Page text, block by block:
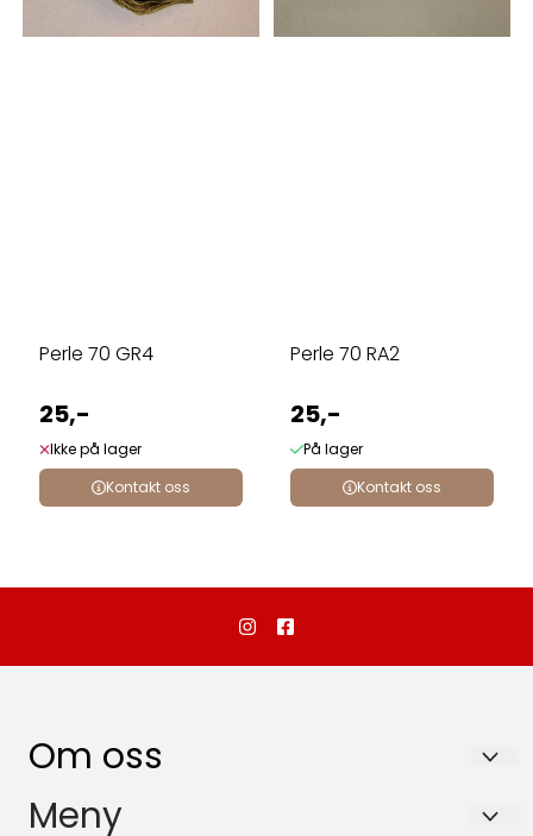
Perle 70 GR4
25,-
Ikke på lager
Kontakt oss
Perle 70 RA2
25,-
På lager
Kontakt oss
Om oss
Dalebutikken as
Meny